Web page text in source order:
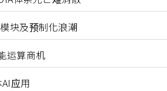
块及预制化浪潮
运算商机
应用